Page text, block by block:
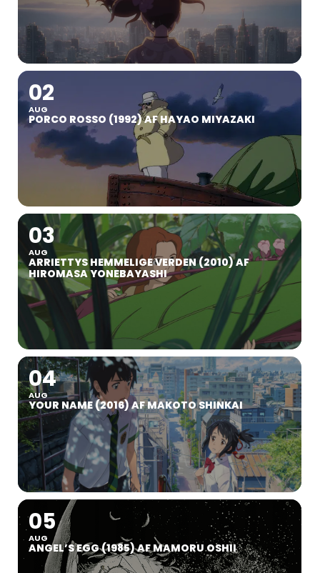
02
AUG
PORCO ROSSO (1992) AF HAYAO MIYAZAKI
03
AUG
ARRIETTYS HEMMELIGE VERDEN (2010) AF
HIROMASA YONEBAYASHI
04
AUG
YOUR NAME (2016) AF MAKOTO SHINKAI
05
AUG
ANGEL’S EGG (1985) AF MAMORU OSHII